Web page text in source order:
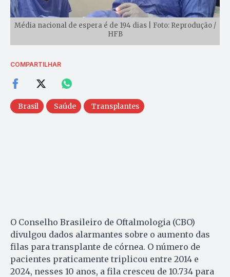
Média nacional de espera é de 194 dias | Foto: Reprodução /
HFB
COMPARTILHAR
Brasil Saúde Transplantes
O Conselho Brasileiro de Oftalmologia (CBO)
divulgou dados alarmantes sobre o aumento das
filas para transplante de córnea. O número de
pacientes praticamente triplicou entre 2014 e
2024, nesses 10 anos, a fila cresceu de 10.734 para